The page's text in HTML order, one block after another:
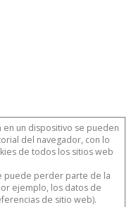
en un dispositivo se pueden
del navegador, con lo
de todos los sitios web
puede perder parte de la
ejemplo, los datos de
de sitio web).